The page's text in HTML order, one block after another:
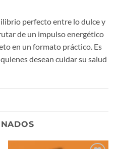
perfecto entre lo dulce y
de un impulso energético
en un formato práctico. Es
desean cuidar su salud